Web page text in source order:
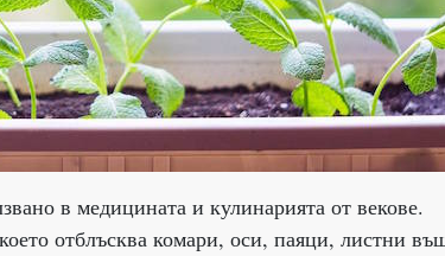
в медицината и кулинарията от векове.
отблъсква комари, оси, паяци, листни